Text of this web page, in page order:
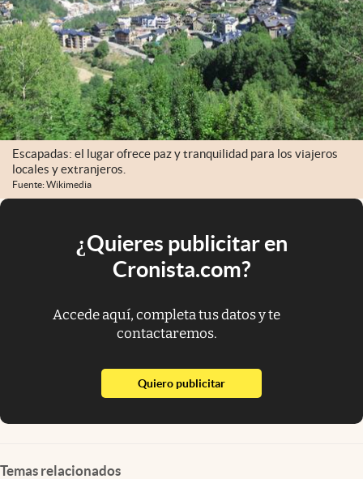
Escapadas: el lugar ofrece paz y tranquilidad para los viajeros
locales y extranjeros.
Fuente: Wikimedia
¿Quieres publicitar en
Cronista.com?
Accede aquí, completa tus datos y te
contactaremos.
Quiero publicitarabre en nueva pestaña
Temas relacionados